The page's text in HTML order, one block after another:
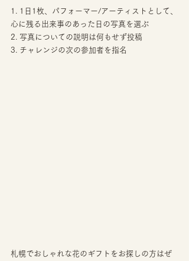
1. 1日1枚、パフォーマー/アーティストとして、
心に残る出来事のあった日の写真を選ぶ
2. 写真についての説明は何もせず投稿
3. チャレンジの次の参加者を指名
札幌でおしゃれな花のギフトをお探しの方はぜ